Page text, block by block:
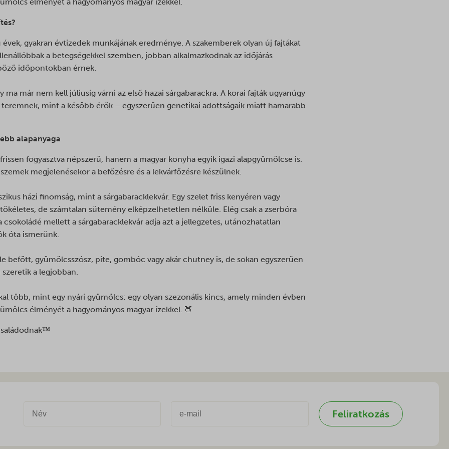
gyakran évtizedek munkájának eredménye. A szakemberek olyan új fajtákat
a betegségekkel szemben, jobban alkalmazkodnak az időjárás
időpontokban érnek.
ma már nem kell júliusig várni az első hazai sárgabarackra. A korai fajták ugyanúgy
mint a később érők – egyszerűen genetikai adottságaik miatt hamarabb
alapanyaga
fogyasztva népszerű, hanem a magyar konyha egyik igazi alapgyümölcse is.
megjelenésekor a befőzésre és a lekvárfőzésre készülnek.
házi finomság, mint a sárgabaracklekvár. Egy szelet friss kenyéren vagy
de számtalan sütemény elképzelhetetlen nélküle. Elég csak a zserbóra
mellett a sárgabaracklekvár adja azt a jellegzetes, utánozhatatlan
óta ismerünk.
befőtt, gyümölcsszósz, pite, gombóc vagy akár chutney is, de sokan egyszerűen
a legjobban.
több, mint egy nyári gyümölcs: egy olyan szezonális kincs, amely minden évben
élményét a hagyományos magyar ízekkel. 🍑
™
Feliratkozás
id
*
time-*
Részletek megjelenítése